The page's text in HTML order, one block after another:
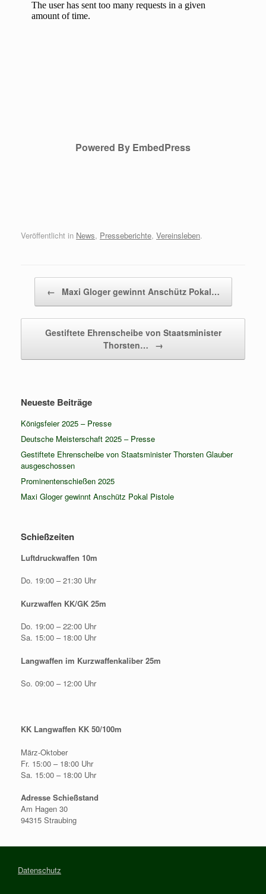
Powered By EmbedPress
Veröffentlicht in News, Presseberichte, Vereinsleben.
← Maxi Gloger gewinnt Anschütz Pokal…
Gestiftete Ehrenscheibe von Staatsminister
Thorsten…
→
Neueste Beiträge
Königsfeier 2025 – Presse
Deutsche Meisterschaft 2025 – Presse
Gestiftete Ehrenscheibe von Staatsminister Thorsten Glauber
ausgeschossen
Prominentenschießen 2025
Maxi Gloger gewinnt Anschütz Pokal Pistole
Schießzeiten
Luftdruckwaffen 10m
Do. 19:00 – 21:30 Uhr
Kurzwaffen KK/GK 25m
Do. 19:00 – 22:00 Uhr
Sa. 15:00 – 18:00 Uhr
Langwaffen im Kurzwaffenkaliber 25m
So. 09:00 – 12:00 Uhr
KK Langwaffen KK 50/100m
März-Oktober
Fr. 15:00 – 18:00 Uhr
Sa. 15:00 – 18:00 Uhr
Adresse Schießstand
Am Hagen 30
94315 Straubing
Datenschutz